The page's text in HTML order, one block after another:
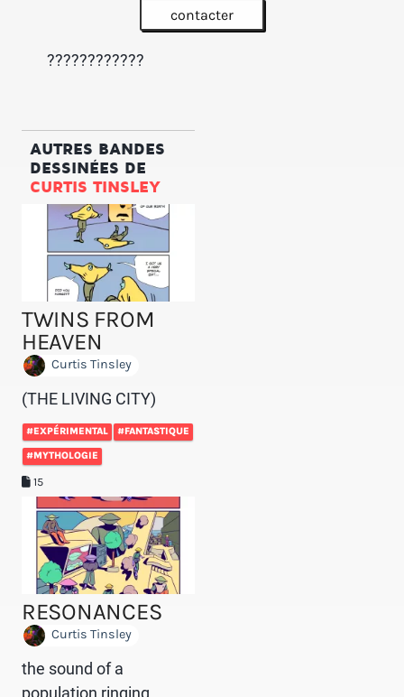
contacter
????????????
AUTRES BANDES
DESSINÉES DE
CURTIS TINSLEY
TWINS FROM
HEAVEN
Curtis Tinsley
(THE LIVING CITY)
#EXPÉRIMENTAL #FANTASTIQUE
#MYTHOLOGIE
15
RESONANCES
Curtis Tinsley
the sound of a
population ringing